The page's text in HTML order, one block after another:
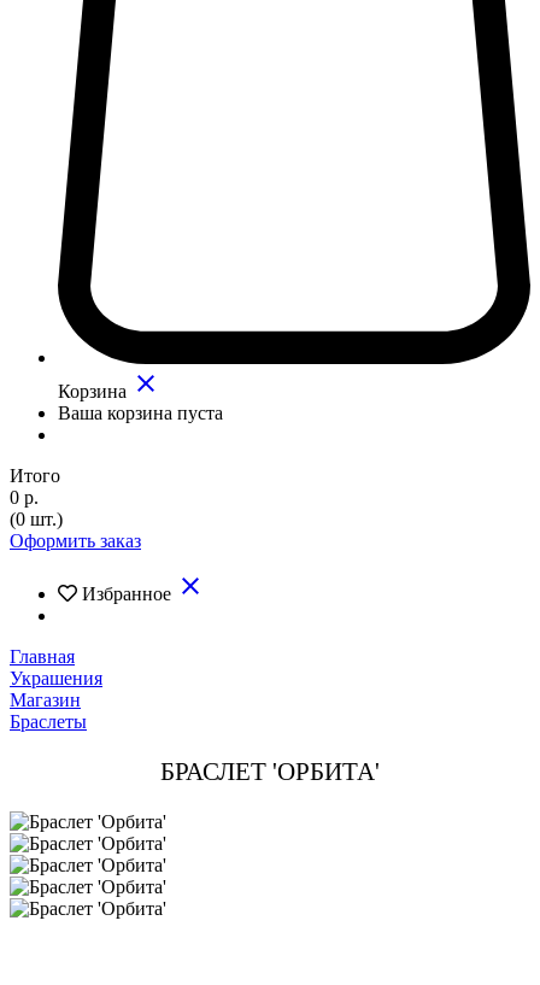
Корзина close
Ваша корзина пуста
Итого
0 р.
(0 шт.)
Оформить заказ
Избранное close
Главная
Украшения
Магазин
Браслеты
БРАСЛЕТ 'ОРБИТА'